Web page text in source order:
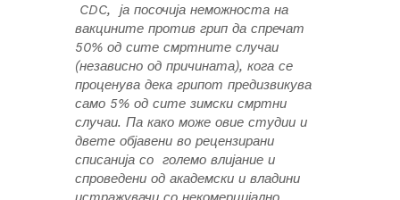
CDC, ја посочија неможноста на
вакцините против грип да спречат
50% од сите смртните случаи
(независно од причината), кога се
проценува дека грипот предизвикува
само 5% од сите зимски смртни
случаи. Па како може овие студии и
двете објавени во рецензирани
списанија со големо влијание и
спроведени од академски и владини